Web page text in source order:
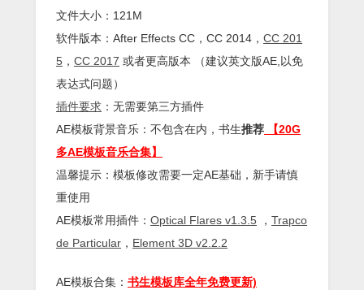
文件大小：121M
软件版本： After Effects CC ，CC 2014， CC 201
5 ， CC 2017 或者更高版本 （建议英文版AE,以免
表达式问题）
插件要求 ：无需要第三方插件
AE模板背景音乐：不包含在内，书生推荐 【20G
多AE模板音乐合集】
温馨提示：模板修改需要一定AE基础，新手请慎
重使用
AE模板常用插件： Optical Flares v1.3.5 ， Trapco
de Particular ， Element 3D v2.2.2
AE模板合集： 书生模板库全年免费更新)